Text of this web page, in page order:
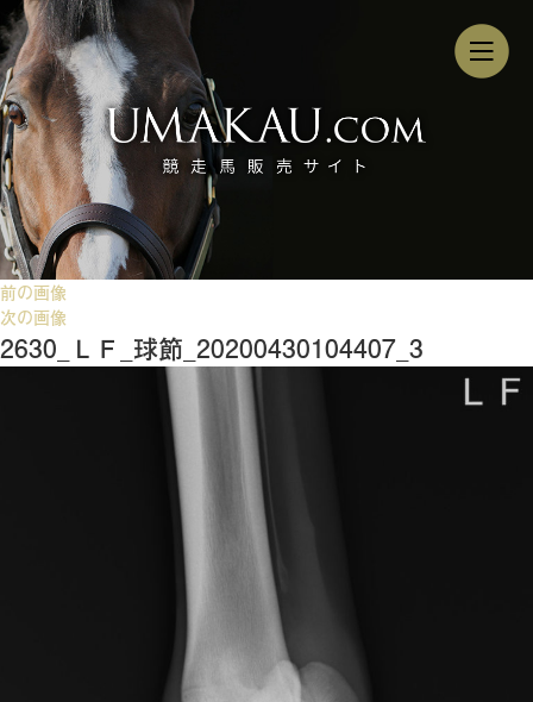
前の画像
次の画像
2630_ＬＦ_球節_20200430104407_3